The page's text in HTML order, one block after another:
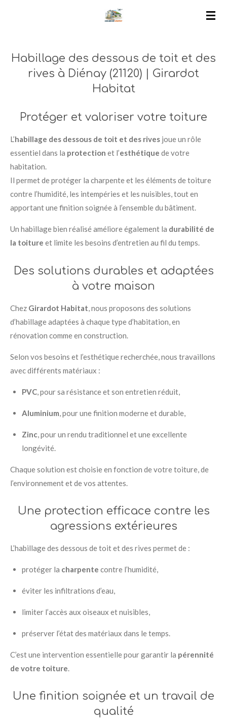
principal
Habillage des dessous de toit et des
rives à Diénay (21120) | Girardot
Habitat
Protéger et valoriser votre toiture
L’habillage des dessous de toit et des rives joue un rôle
essentiel dans la protection et l’esthétique de votre
habitation.
Il permet de protéger la charpente et les éléments de toiture
contre l’humidité, les intempéries et les nuisibles, tout en
apportant une finition soignée à l’ensemble du bâtiment.
Un habillage bien réalisé améliore également la durabilité de
la toiture et limite les besoins d’entretien au fil du temps.
Des solutions durables et adaptées
à votre maison
Chez Girardot Habitat , nous proposons des solutions
d’habillage adaptées à chaque type d’habitation, en
rénovation comme en construction.
Selon vos besoins et l’esthétique recherchée, nous travaillons
avec différents matériaux :
PVC, pour sa résistance et son entretien réduit,
Aluminium , pour une finition moderne et durable,
Zinc , pour un rendu traditionnel et une excellente
longévité.
Chaque solution est choisie en fonction de votre toiture, de
l’environnement et de vos attentes.
Une protection efficace contre les
agressions extérieures
L’habillage des dessous de toit et des rives permet de :
protéger la charpente contre l’humidité,
éviter les infiltrations d’eau,
limiter l’accès aux oiseaux et nuisibles,
préserver l’état des matériaux dans le temps.
C’est une intervention essentielle pour garantir la pérennité
de votre toiture.
Une finition soignée et un travail de
qualité